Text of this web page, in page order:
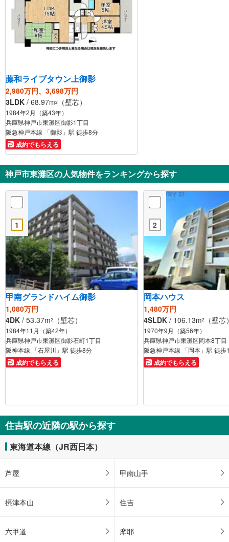
藤和ライブタウン上御影
2,980万円、3,698万円
3LDK / 68.97m2 （壁芯）
1984年2月（築43年）
兵庫県神戸市東灘区御影1丁目
阪急神戸本線 「御影」駅 徒歩8分
成約でもらえる
神戸市東灘区の人気物件をランキングから探す
1
甲南グランドハイム御影
1,080万円
4DK / 53.37m2 （壁芯）
1984年11月（築42年）
兵庫県神戸市東灘区御影石町1丁目
阪神本線 「石屋川」駅 徒歩8分
成約でもらえる
2
岡本ハウス
1,480万円
4SLDK / 106.13m2 （壁芯
1970年9月（築56年）
兵庫県神戸市東灘区岡本8丁目
阪急神戸本線 「岡本」駅 徒歩
成約でもらえる
住吉駅の近隣の駅から探す
東海道本線（JR西日本）
芦屋 甲南山手
摂津本山 住吉
六甲道 摩耶